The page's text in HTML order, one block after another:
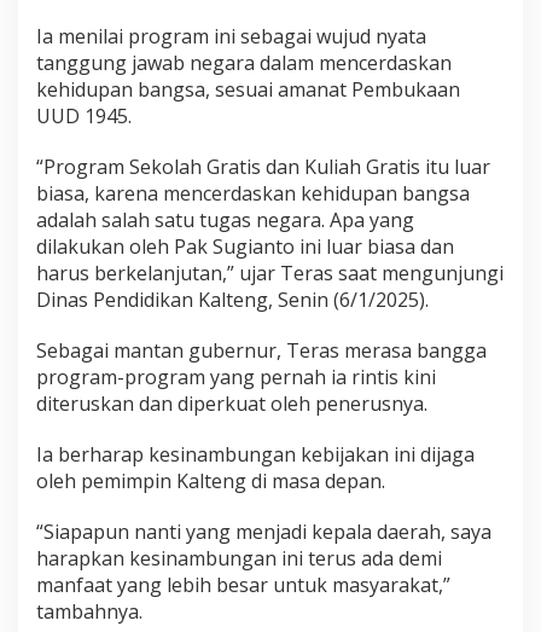
Ia menilai program ini sebagai wujud nyata
tanggung jawab negara dalam mencerdaskan
kehidupan bangsa, sesuai amanat Pembukaan
UUD 1945.
“Program Sekolah Gratis dan Kuliah Gratis itu luar
biasa, karena mencerdaskan kehidupan bangsa
adalah salah satu tugas negara. Apa yang
dilakukan oleh Pak Sugianto ini luar biasa dan
harus berkelanjutan,” ujar Teras saat mengunjungi
Dinas Pendidikan Kalteng, Senin (6/1/2025).
Sebagai mantan gubernur, Teras merasa bangga
program-program yang pernah ia rintis kini
diteruskan dan diperkuat oleh penerusnya.
Ia berharap kesinambungan kebijakan ini dijaga
oleh pemimpin Kalteng di masa depan.
“Siapapun nanti yang menjadi kepala daerah, saya
harapkan kesinambungan ini terus ada demi
manfaat yang lebih besar untuk masyarakat,”
tambahnya.